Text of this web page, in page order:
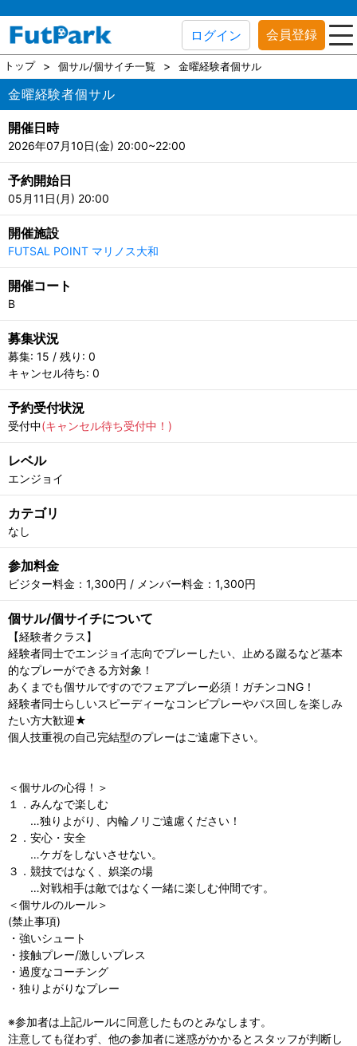
ログイン 会員登録
トップ 個サル/個サイチ一覧 金曜経験者個サル
金曜経験者個サル
開催日時
2026年07月10日(金) 20:00~22:00
予約開始日
05月11日(月) 20:00
開催施設
FUTSAL POINT マリノス大和
開催コート
B
募集状況
募集: 15 / 残り: 0
キャンセル待ち: 0
予約受付状況
受付中(キャンセル待ち受付中！)
レベル
エンジョイ
カテゴリ
なし
参加料金
ビジター料金：1,300円 / メンバー料金：1,300円
個サル/個サイチについて
【経験者クラス】
経験者同士でエンジョイ志向でプレーしたい、止める蹴るなど基本
的なプレーができる方対象！
あくまでも個サルですのでフェアプレー必須！ガチンコNG！
経験者同士らしいスピーディーなコンビプレーやパス回しを楽しみ
たい方大歓迎★
個人技重視の自己完結型のプレーはご遠慮下さい。
＜個サルの心得！＞
１．みんなで楽しむ
…独りよがり、内輪ノリご遠慮ください！
２．安心・安全
…ケガをしないさせない。
３．競技ではなく、娯楽の場
…対戦相手は敵ではなく一緒に楽しむ仲間です。
＜個サルのルール＞
(禁止事項)
・強いシュート
・接触プレー/激しいプレス
・過度なコーチング
・独りよがりなプレー
※参加者は上記ルールに同意したものとみなします。
注意しても従わず、他の参加者に迷惑がかかるとスタッフが判断し